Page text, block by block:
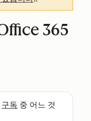
365
구독 중 어느 것